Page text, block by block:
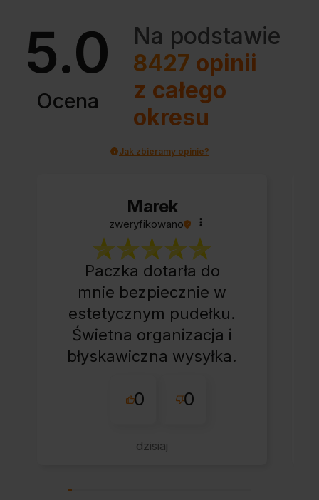
5.0
Ocena
Na podstawie
8427 opinii
z całego
okresu
Jak zbieramy opinie?
Marek
zweryfikowano
Paczka dotarła do
mnie bezpiecznie w
estetycznym pudełku.
Świetna organizacja i
błyskawiczna wysyłka.
sklepu nie pierwszy
wszystko perfekt.
0 0
dzisiaj